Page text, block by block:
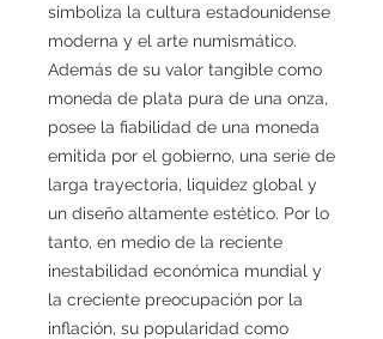
simboliza la cultura estadounidense
moderna y el arte numismático.
Además de su valor tangible como
moneda de plata pura de una onza,
posee la fiabilidad de una moneda
emitida por el gobierno, una serie de
larga trayectoria, liquidez global y
un diseño altamente estético. Por lo
tanto, en medio de la reciente
inestabilidad económica mundial y
la creciente preocupación por la
inflación, su popularidad como